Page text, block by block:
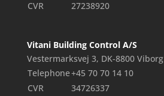
CVR
27238920
Vitani Building Control A/S
Vestermarksvej 3, DK-8800 Viborg
Telephone+45 70 70 14 10
CVR
34726337